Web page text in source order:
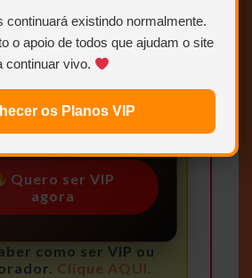
continuará existindo normalmente.
o apoio de todos que ajudam o site
continuar vivo.
os Planos VIP
download.
Sem limites
Quero ser VIP
agora
como ser VIP ou
Clique AQUI.